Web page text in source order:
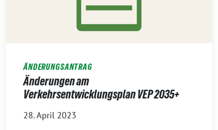
ÄNDERUNGSANTRAG
Änderungen am
Verkehrsentwicklungsplan VEP 2035+
28. April 2023